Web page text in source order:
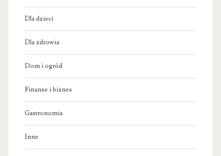
Dla dzieci
Dla zdrowia
Dom i ogród
Finanse i biznes
Gastronomia
Inne